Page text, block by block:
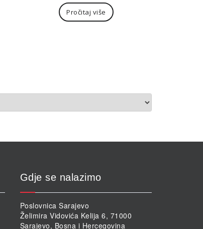
Pročitaj više
Gdje se nalazimo
Poslovnica Sarajevo
Želimira Vidovića Kelija 6, 71000
Sarajevo, Bosna i Hercegovina